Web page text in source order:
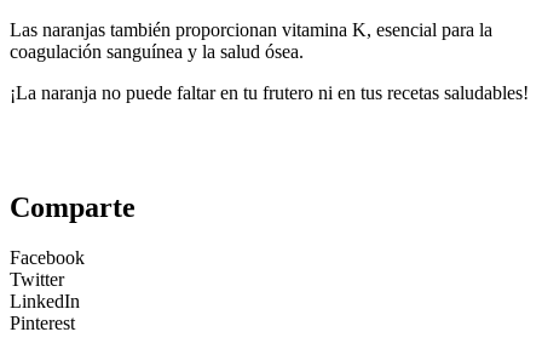
Las naranjas también proporcionan vitamina K, esencial para la
coagulación sanguínea y la salud ósea.
¡La naranja no puede faltar en tu frutero ni en tus recetas saludables!
Comparte
Facebook
Twitter
LinkedIn
Pinterest